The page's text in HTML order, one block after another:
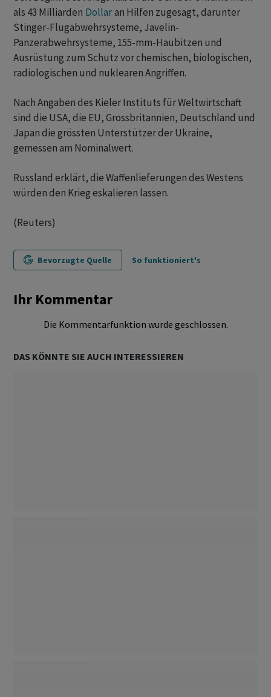
als 43 Milliarden Dollaran Hilfen zugesagt, darunter
Stinger-Flugabwehrsysteme, Javelin-
Panzerabwehrsysteme, 155-mm-Haubitzen und
Ausrüstung zum Schutz vor chemischen, biologischen,
radiologischen und nuklearen Angriffen.
Nach Angaben des Kieler Instituts für Weltwirtschaft
sind die USA, die EU, Grossbritannien, Deutschland und
Japan die grössten Unterstützer der Ukraine,
gemessen am Nominalwert.
Russland erklärt, die Waffenlieferungen des Westens
würden den Krieg eskalieren lassen.
(Reuters)
Bevorzugte Quelle So funktioniert's
Ihr Kommentar
Die Kommentarfunktion wurde geschlossen.
DAS KÖNNTE SIE AUCH INTERESSIEREN